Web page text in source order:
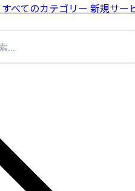
すべてのカテゴリー 新規サー